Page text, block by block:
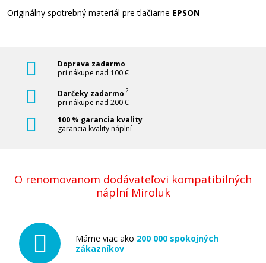
Pridať do košíka
Sada kompatibilných náplní s EPSON
T2715 - obsahuje T2711-T2714
Súprava kompatibilných náplní
22,90 €
Originálny spotrebný materiál pre tlačiarne EPSON
Doprava zadarmo
pri nákupe nad 100 €
Darčeky zadarmo ?
pri nákupe nad 200 €
100 % garancia kvality
garancia kvality náplní
O renomovanom dodávateľovi kompatibilných
náplní Miroluk
Máme viac ako 200 000 spokojných
zákazníkov